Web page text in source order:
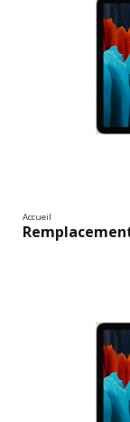
Accueil